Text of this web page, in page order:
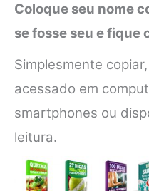
Coloque seu nome
se fosse seu e fique
Simplesmente
acessado em
smartphones ou
leitura.